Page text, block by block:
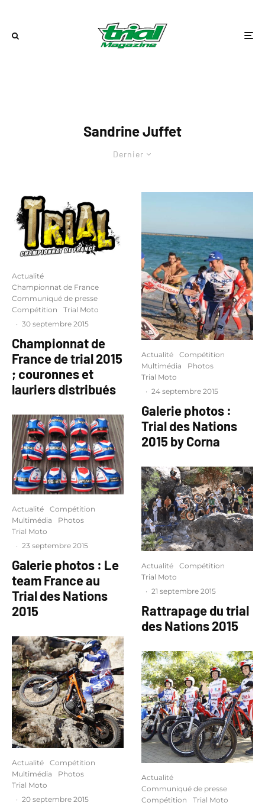
Sandrine Juffet
Dernier
Actualité
Championnat de France
Communiqué de presse
Compétition
Trial Moto
· 30 septembre 2015
Championnat de
France de trial 2015
; couronnes et
lauriers distribués
Actualité
Compétition
Multimédia
Photos
Trial Moto
· 23 septembre 2015
Galerie photos : Le
team France au
Trial des Nations
2015
Actualité
Compétition
Multimédia
Photos
Trial Moto
· 20 septembre 2015
Actualité
Compétition
Multimédia
Photos
Trial Moto
· 24 septembre 2015
Galerie photos :
Trial des Nations
2015 by Corna
Actualité
Compétition
Trial Moto
· 21 septembre 2015
Rattrapage du trial
des Nations 2015
Actualité
Communiqué de presse
Compétition
Trial Moto